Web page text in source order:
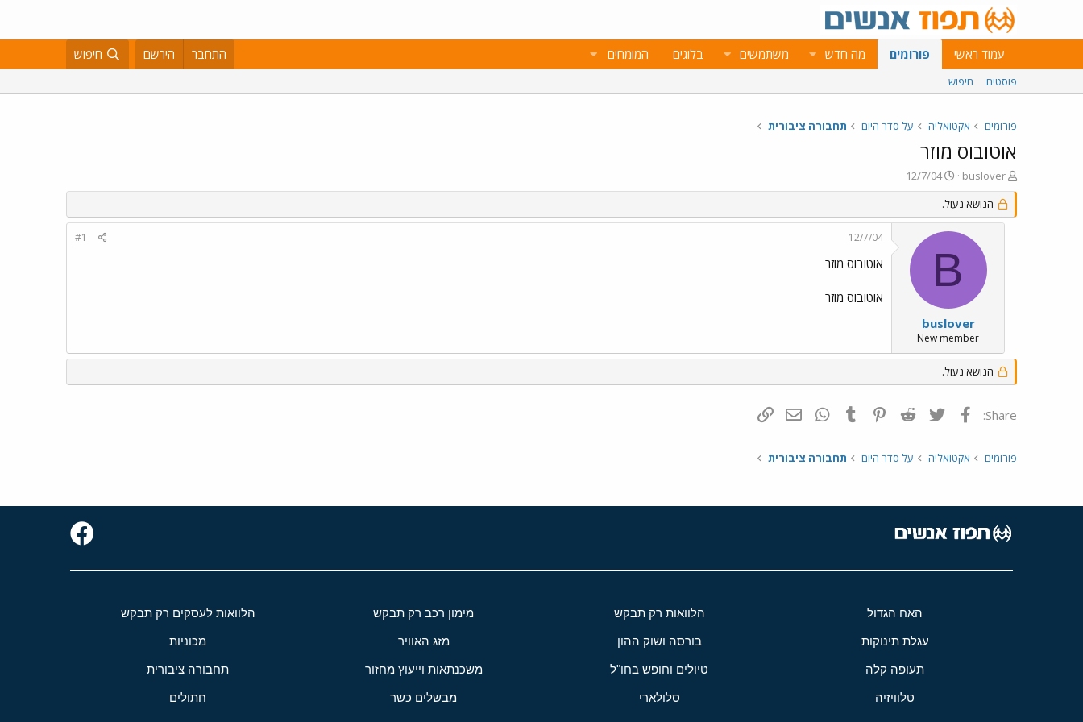
עמוד ראשי פורומים מה חדש משתמשים בלוגים המומחים התחבר הירשם חיפוש
פוסטים חיפוש
פורומים אקטואליה על סדר היום תחבורה ציבורית
אוטובוס מוזר
פ
ו
ת
ח
buslover
פ
ו
ס
ם
ת
א
ר
י
ך
12/7/04
הנושא נעול.
B
buslover
New member
12/7/04
#1
אוטובוס מוזר
אוטובוס מוזר
הנושא נעול.
Share: פייסבוק Twitter
Reddit
Pinterest
Tumblr
WhatsAppדואר אלקטרוני
פורומים אקטואליה על סדר היום תחבורה ציבורית
האח הגדול הלוואות רק תבקש מימון רכב רק תבקש הלוואות לעסקים רק תבקש
עגלת תינוקות בורסה ושוק ההון מזג האוויר מכוניות
תעופה קלה טיולים וחופש בחו"ל משכנתאות וייעוץ מחזור תחבורה ציבורית
טלוויזיה סלולארי מבשלים כשר חתולים